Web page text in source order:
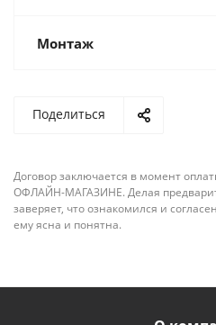
Монтаж
Поделиться
Договор заключается в момент
ОФЛАЙН-МАГАЗИНЕ. Делая
заверяет, что ознакомился и
ему ясна и понятна.